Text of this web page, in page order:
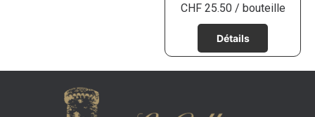
CHF25.50 / bouteille